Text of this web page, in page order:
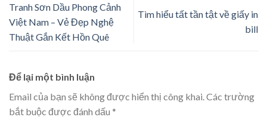
Tranh Sơn Dầu Phong Cảnh
Việt Nam – Vẻ Đẹp Nghệ
Thuật Gắn Kết Hồn Quê
Tìm hiểu tất tần tật về giấy in
bill
Để lại một bình luận
Email của bạn sẽ không được hiển thị công khai.Các trường
bắt buộc được đánh dấu *